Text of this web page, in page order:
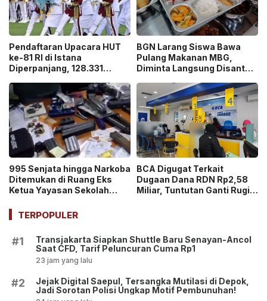
Pendaftaran Upacara HUT
ke-81 RI di Istana
Diperpanjang, 128.331
Ticket”
BGN Larang Siswa Bawa
Pulang Makanan MBG,
Diminta Langsung Disantap
995 Senjata hingga Narkoba
Ditemukan di Ruang Eks
Ketua Yayasan Sekolah
Ekskul Menembak!
BCA Digugat Terkait
Dugaan Dana RDN Rp2,58
Miliar, Tuntutan Ganti Rugi
TERPOPULER
#1
Transjakarta Siapkan Shuttle Baru Senayan-Ancol
Saat CFD, Tarif Peluncuran Cuma Rp1
23 jam yang lalu
#2
Jejak Digital Saepul, Tersangka Mutilasi di Depok,
Jadi Sorotan Polisi Ungkap Motif Pembunuhan!